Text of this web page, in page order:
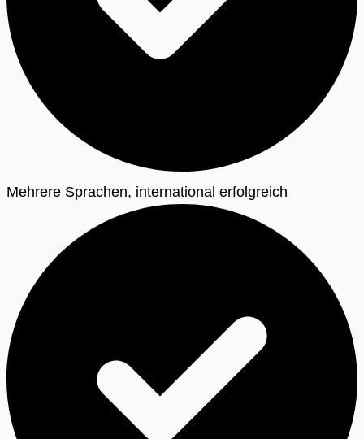
Mehrere Sprachen, international erfolgreich